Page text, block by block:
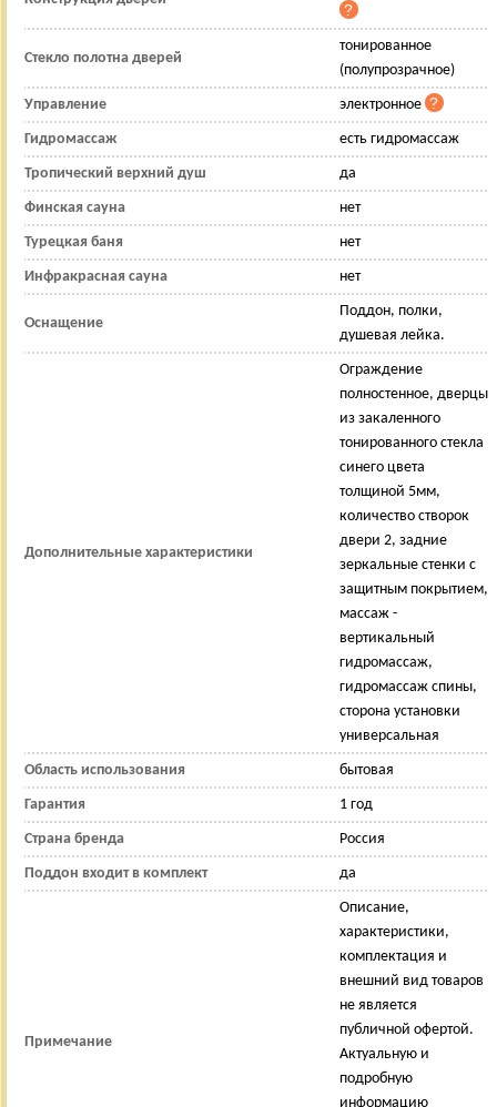
Стекло полотна дверей
тонированное
(полупрозрачное)
Управление электронное
Гидромассаж есть гидромассаж
Тропический верхний душ да
Финская сауна нет
Турецкая баня нет
Инфракрасная сауна нет
Оснащение
Поддон, полки,
душевая лейка.
Дополнительные характеристики
Ограждение
полностенное, дверцы
из закаленного
тонированного стекла
синего цвета
толщиной 5мм,
количество створок
двери 2, задние
зеркальные стенки с
защитным покрытием,
массаж -
вертикальный
гидромассаж,
гидромассаж спины,
сторона установки
универсальная
Область использования бытовая
Гарантия 1 год
Страна бренда Россия
Поддон входит в комплект да
Примечание
Описание,
характеристики,
комплектация и
внешний вид товаров
не является
публичной офертой.
Актуальную и
подробную
информацию